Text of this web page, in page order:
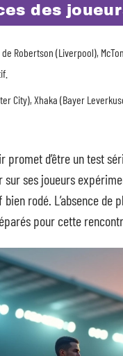
des
Robertson (Liverpool),
City), Xhaka (Bayer
d’être un test
sur ses joueurs
rodé. L’absence
pour cette